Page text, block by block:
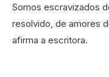
Somos escravizados
resolvido, de amores
afirma a escritora.